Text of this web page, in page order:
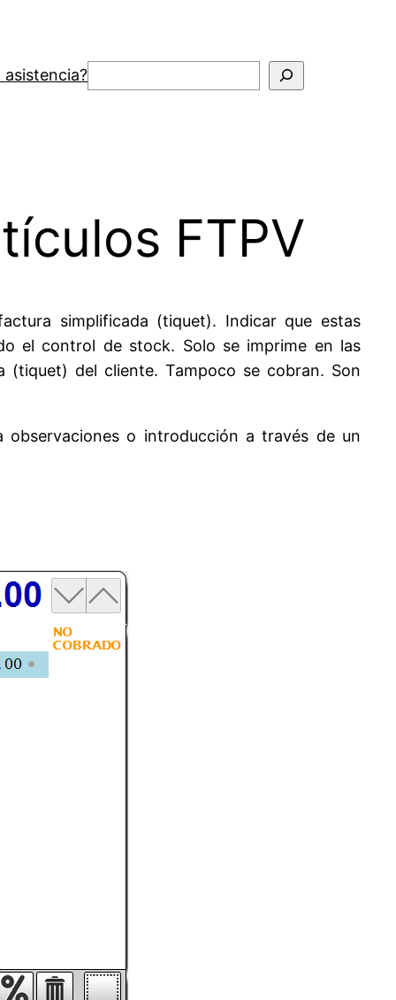
asistencia?Buscar
FTPV
simplificada (tiquet). Indicar que estas
el control de stock. Solo se imprime en las
(tiquet) del cliente. Tampoco se cobran. Son
o introducción a través de un